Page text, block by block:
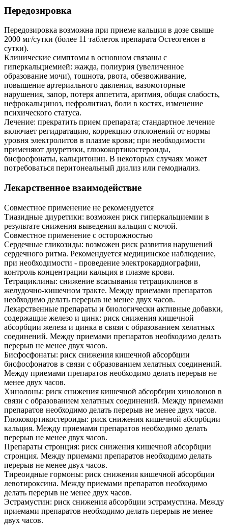
Передозировка
Передозировка возможна при приеме кальция в дозе свыше
2000 мг/сутки (более 11 таблеток препарата Остеогенон в
сутки).
Клинические симптомы в основном связаны с
гиперкальциемией: жажда, полиурия (увеличенное
образование мочи), тошнота, рвота, обезвоживание,
повышение артериального давления, вазомоторные
нарушения, запор, потеря аппетита, аритмия, общая слабость,
нефрокальциноз, нефролитиаз, боли в костях, изменение
психического статуса.
Лечение: прекратить прием препарата; стандартное лечение
включает регидратацию, коррекцию отклонений от нормы
уровня электролитов в плазме крови; при необходимости
применяют диуретики, глюкокортикостероиды,
бисфосфонаты, кальцитонин. В некоторых случаях может
потребоваться перитонеальный диализ или гемодиализ.
Лекарственное взаимодействие
Совместное применение не рекомендуется
Тиазидные диуретики: возможен риск гиперкальциемии в
результате снижения выведения кальция с мочой.
Совместное применение с осторожностью
Сердечные гликозиды: возможен риск развития нарушений
сердечного ритма. Рекомендуется медицинское наблюдение,
при необходимости - проведение электрокардиографии,
контроль концентрации кальция в плазме крови.
Тетрациклины: снижение всасывания тетрациклинов в
желудочно-кишечном тракте. Между приемами препаратов
необходимо делать перерыв не менее двух часов.
Лекарственные препараты и биологически активные добавки,
содержащие железо и цинк: риск снижения кишечной
абсорбции железа и цинка в связи с образованием хелатных
соединений. Между приемами препаратов необходимо делать
перерыв не менее двух часов.
Бисфосфонаты: риск снижения кишечной абсорбции
бисфосфонатов в связи с образованием хелатных соединений.
Между приемами препаратов необходимо делать перерыв не
менее двух часов.
Хинолоны: риск снижения кишечной абсорбции хинолонов в
связи с образованием хелатных соединений. Между приемами
препаратов необходимо делать перерыв не менее двух часов.
Глюкокортикостероиды: риск снижения кишечной абсорбции
кальция. Между приемами препаратов необходимо делать
перерыв не менее двух часов.
Препараты стронция: риск снижения кишечной абсорбции
стронция. Между приемами препаратов необходимо делать
перерыв не менее двух часов.
Тиреоидные гормоны: риск снижения кишечной абсорбции
левотироксина. Между приемами препаратов необходимо
делать перерыв не менее двух часов.
Эстрамустин: риск снижения абсорбции эстрамустина. Между
приемами препаратов необходимо делать перерыв не менее
двух часов.